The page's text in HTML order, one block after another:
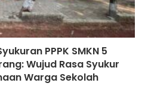
PPPK SMKN 5
Wujud Rasa Syukur
Warga Sekolah